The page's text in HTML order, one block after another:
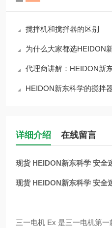
搅拌机和搅拌器的区别
为什么大家都选HEIDON
代理商讲解：HEIDON新东
HEIDON新东科学的搅拌
详细介绍 在线留言
现货 HEIDON新东科学 安全
现货 HEIDON新东科学 安全
三一电机 Ex 是三一电机第一